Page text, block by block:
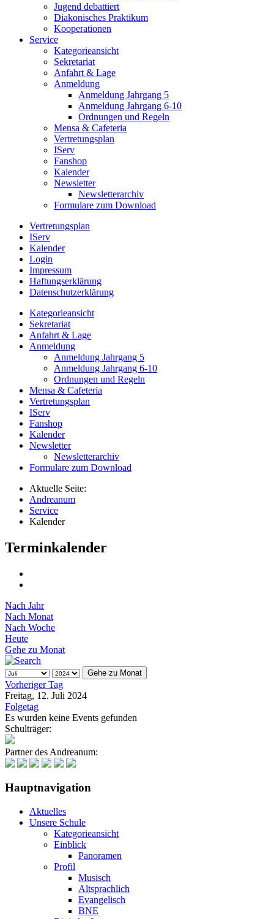
Jugend debattiert
Diakonisches Praktikum
Kooperationen
Service
Kategorieansicht
Sekretariat
Anfahrt & Lage
Anmeldung
Anmeldung Jahrgang 5
Anmeldung Jahrgang 6-10
Ordnungen und Regeln
Mensa & Cafeteria
Vertretungsplan
IServ
Fanshop
Kalender
Newsletter
Newsletterarchiv
Formulare zum Download
Vertretungsplan
IServ
Kalender
Login
Impressum
Haftungserklärung
Datenschutzerklärung
Kategorieansicht
Sekretariat
Anfahrt & Lage
Anmeldung
Anmeldung Jahrgang 5
Anmeldung Jahrgang 6-10
Ordnungen und Regeln
Mensa & Cafeteria
Vertretungsplan
IServ
Fanshop
Kalender
Newsletter
Newsletterarchiv
Formulare zum Download
Aktuelle Seite:
Andreanum
Service
Kalender
Terminkalender
Nach Jahr
Nach Monat
Nach Woche
Heute
Gehe zu Monat
Gehe zu Monat
Vorheriger Tag
Freitag, 12. Juli 2024
Folgetag
Es wurden keine Events gefunden
Schulträger:
Partner des Andreanum:
Hauptnavigation
Aktuelles
Unsere Schule
Kategorieansicht
Einblick
Panoramen
Profil
Musisch
Altsprachlich
Evangelisch
BNE